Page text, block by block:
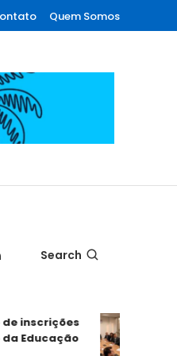
Quem Somos
Search